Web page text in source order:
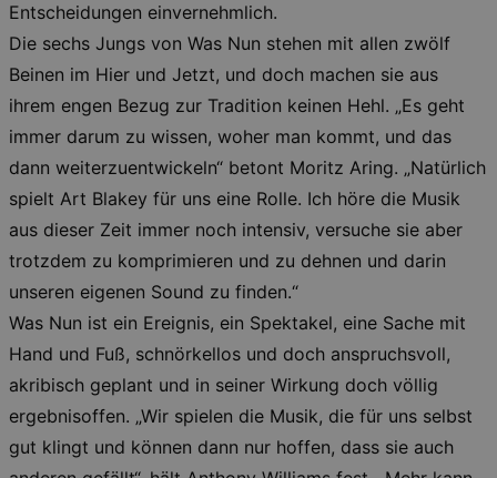
Entscheidungen einvernehmlich.
Die sechs Jungs von Was Nun stehen mit allen zwölf
Beinen im Hier und Jetzt, und doch machen sie aus
ihrem engen Bezug zur Tradition keinen Hehl. „Es geht
immer darum zu wissen, woher man kommt, und das
dann weiterzuentwickeln“ betont Moritz Aring. „Natürlich
spielt Art Blakey für uns eine Rolle. Ich höre die Musik
aus dieser Zeit immer noch intensiv, versuche sie aber
trotzdem zu komprimieren und zu dehnen und darin
unseren eigenen Sound zu finden.“
Was Nun ist ein Ereignis, ein Spektakel, eine Sache mit
Hand und Fuß, schnörkellos und doch anspruchsvoll,
akribisch geplant und in seiner Wirkung doch völlig
ergebnisoffen. „Wir spielen die Musik, die für uns selbst
gut klingt und können dann nur hoffen, dass sie auch
XSRF-TOKEN
www.kulturkalender-
2
XSRF-TOKEN
staging.kulturkalender-
2
help